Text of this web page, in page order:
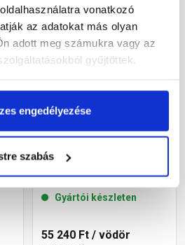
vonatkozó
az adatokat más olyan
adott meg számukra vagy az
gyűjtöttek.
engedélyezése
szabás
l
Thermomaster akril
homlokzatfesték 13-C 16 l
Gyártói készleten
55 240 Ft / vödör